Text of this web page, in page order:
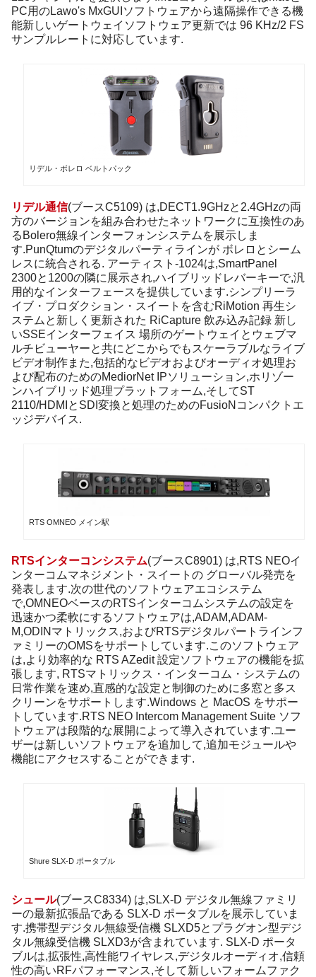
PC用のLawo's MxGUIソフトウェアから遠隔操作できる機
能新しいゲートウェイソフトウェア更新では 96 KHz/2 FS
サンプルレートに対応しています.
リデル・ボレロ ベルトパック
リデル通信(ブースC5109) は,DECT1.9GHzと2.4GHzの両
方のバージョンを組み合わせたネットワークに互換性のあ
るBolero無線インターフォンシステムを展示しま
す.PunQtumのデジタルパーティラインが ボレロとシーム
レスに統合される. アーティスト-1024は,SmartPanel
2300と1200の隣に展示され,ハイブリッドレバーキーで,汎
用的なインターフェースを提供しています.シンプリーラ
イブ・プロダクション・スイートを含むRiMotion 再生シ
ステムと新しく更新された RiCapture 飲み込み記録 新し
いSSEインターフェイス 場所のゲートウェイとウェブマ
ルチビューヤーと共にどこからでもスケーラブルなライブ
ビデオ制作また,包括的なビデオおよびオーディオ処理お
よび配布のためのMediorNet IPソリューション,ホリゾー
ンハイブリッド処理プラットフォーム,そしてST
2110/HDMIとSDI変換と処理のためのFusioNコンパクトエ
ッジデバイス.
RTS OMNEO メイン駅
RTSインターコンシステム(ブースC8901) は,RTS NEOイ
ンターコムマネジメント・スイートの グローバル発売を
発表します.次の世代のソフトウェアエコシステム
で,OMNEOベースのRTSインターコムシステムの設定を
迅速かつ柔軟にするソフトウェアは,ADAM,ADAM-
M,ODINマトリックス,およびRTSデジタルパートラインフ
ァミリーのOMSをサポートしています.このソフトウェア
は,より効率的な RTS AZedit 設定ソフトウェアの機能を拡
張します, RTSマトリックス・インターコム・システムの
日常作業を速め,直感的な設定と制御のために多窓と多ス
クリーンをサポートします.Windows と MacOS をサポー
トしています.RTS NEO Intercom Management Suite ソフ
トウェアは段階的な展開によって導入されています.ユー
ザーは新しいソフトウェアを追加して,追加モジュールや
機能にアクセスすることができます.
Shure SLX-D ポータブル
シュール(ブースC8334) は,SLX-D デジタル無線ファミリ
ーの最新拡張品である SLX-D ポータブルを展示していま
す.携帯型デジタル無線受信機 SLXD5とプラグオン型デジ
タル無線受信機 SLXD3が含まれています. SLX-D ポータ
ブルは,拡張性,高性能ワイヤレス,デジタルオーディオ,信頼
性の高いRFパフォーマンス,そして新しいフォームファク